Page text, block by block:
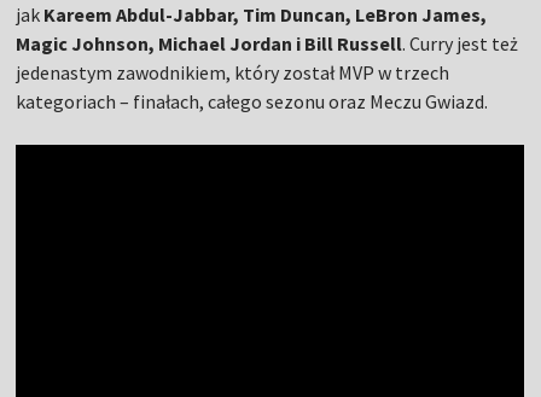
jak Kareem Abdul-Jabbar, Tim Duncan, LeBron James,
Magic Johnson, Michael Jordan i Bill Russell. Curry jest też
jedenastym zawodnikiem, który został MVP w trzech
kategoriach – finałach, całego sezonu oraz Meczu Gwiazd.